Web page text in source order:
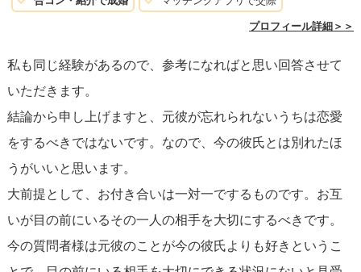
プロフィール詳細＞＞
私も同じ経験があるので、参考になればと思い回答させて
いただきます。
結論から申し上げますと、元彼が忘れられないうちは恋愛
をするべきではないです。なので、今の彼氏とは別れたほ
うがいいと思います。
大前提として、お付き合いは一対一でするものです。お互
いが目の前にいるその一人の相手を大切にするべきです。
今の質問者様は元彼のことが今の彼氏よりも好きというこ